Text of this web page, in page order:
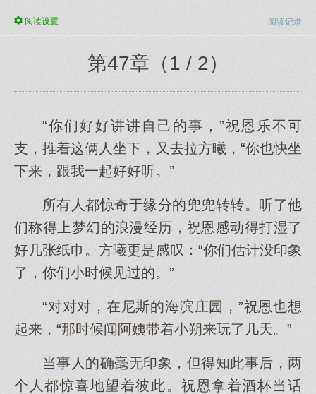
阅读记录
阅读设置
第47章（1 / 2）
“你们好好讲讲自己的事，”祝恩乐不可
支，推着这俩人坐下，又去拉方曦，“你也快坐
下来，跟我一起好好听。”
所有人都惊奇于缘分的兜兜转转。听了他
们称得上梦幻的浪漫经历，祝恩感动得打湿了
好几张纸巾。方曦更是感叹：“你们估计没印象
了，你们小时候见过的。”
“对对对，在尼斯的海滨庄园，”祝恩也想
起来，“那时候闻阿姨带着小朔来玩了几天。”
当事人的确毫无印象，但得知此事后，两
个人都惊喜地望着彼此。祝恩拿着酒杯当话